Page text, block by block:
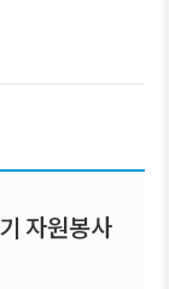
자원봉사